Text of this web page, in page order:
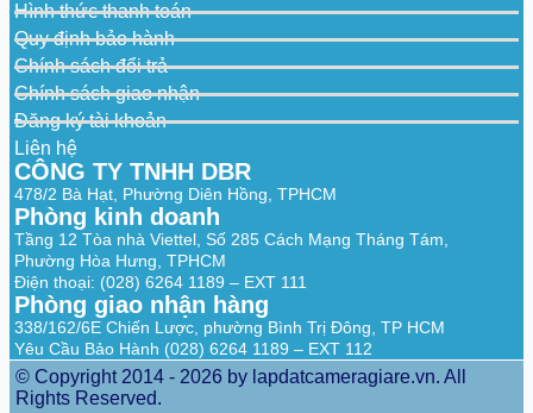
Sub-Stream
50 Hz: 25 fps (1280 × 720, 640 × 480, 640
× 360)
× 360)
Third Stream
640 × 480, 640 × 360)
*Third stream is supported under certain
settings.
Video
Compression
Main stream: H.265/H.264/H.265+/H.264+
Sub-stream: H.265/H.264/MJPEG
Third stream: H.265/H.264
*Third stream is supported under certain
settings.
Video Bit Rate 32 Kbps to 8 Mbps
H.264 Type
Hình thức thanh toán
Quy định bảo hành
Chính sách đổi trả
Chính sách giao nhận
Đăng ký tài khoản
Liên hệ
CÔNG TY TNHH DBR
478/2 Bà Hạt, Phường Diên Hồng, TPHCM
Phòng kinh doanh
Tầng 12 Tòa nhà Viettel, Số 285 Cách Mạng Tháng Tám,
Phường Hòa Hưng, TPHCM
Điện thoại: (028) 6264 1189 – EXT 111
Phòng giao nhận hàng
338/162/6E Chiến Lược, phường Bình Trị Đông, TP HCM
Yêu Cầu Bảo Hành (028) 6264 1189 – EXT 112
© Copyright 2014 - 2026 by lapdatcameragiare.vn. All
Rights Reserved.